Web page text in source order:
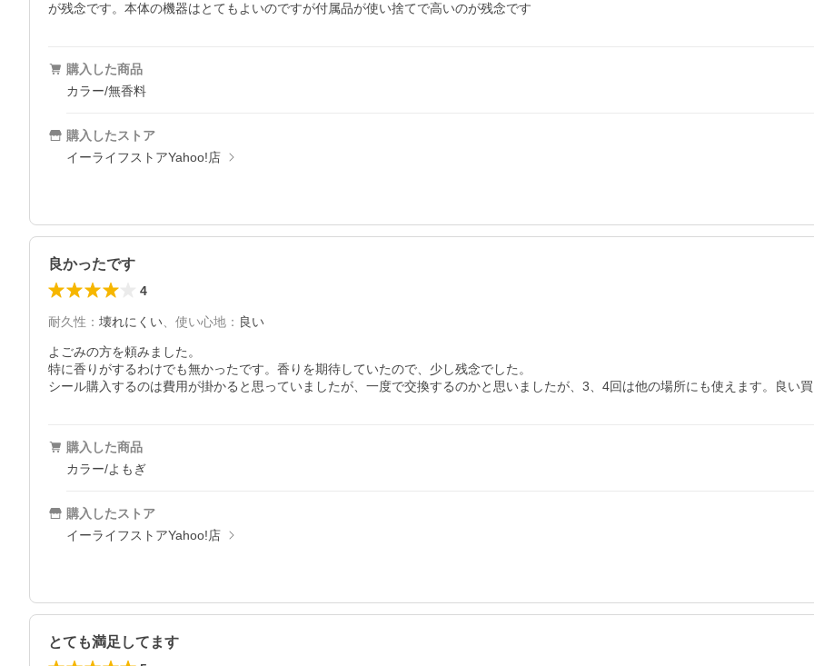
が残念です。本体の機器はとてもよいのですが付属品が使い捨てで高いのが残念です
購入した商品
カラー/無香料
購入したストア
イーライフストアYahoo!店
良かったです
4
耐久性 ： 壊れにくい、 使い心地 ： 良い
よごみの方を頼みました。
特に香りがするわけでも無かったです。香りを期待していたので、少し残念でした。
シール購入するのは費用が掛かると思っていましたが、一度で交換するのかと思いましたが、3、4回は他の場所にも使えます。良い
購入した商品
カラー/よもぎ
購入したストア
イーライフストアYahoo!店
とても満足してます